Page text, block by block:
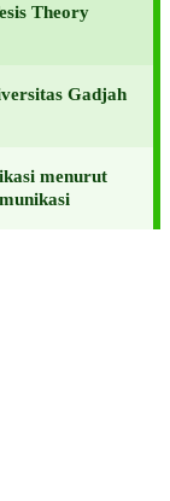
Theory
Gadjah
menurut